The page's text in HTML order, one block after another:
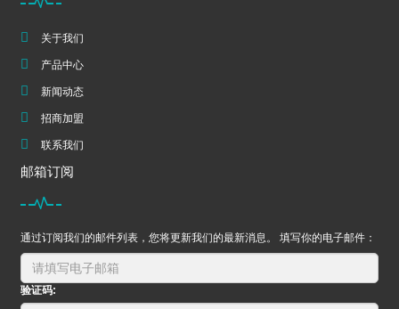
关于我们
产品中心
新闻动态
招商加盟
联系我们
邮箱订阅
通过订阅我们的邮件列表，您将更新我们的最新消息。 填写你的电子邮件：
验证码: